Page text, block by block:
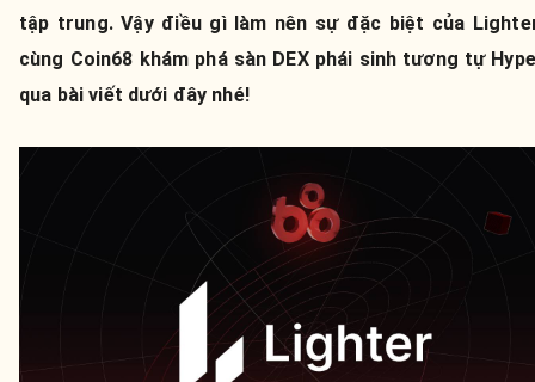
tập trung. Vậy điều gì làm nên sự đặc biệt của
cùng Coin68 khám phá sàn DEX phái sinh tương tự
qua bài viết dưới đây nhé!